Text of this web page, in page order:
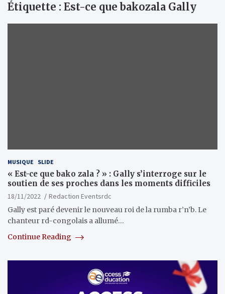
Étiquette : Est-ce que bakozala Gally
MUSIQUE SLIDE
« Est-ce que bako zala ? » : Gally s’interroge sur le
soutien de ses proches dans les moments difficiles
18/11/2022
Redaction Eventsrdc
Gally est paré devenir le nouveau roi de la rumba r’n’b. Le
chanteur rd-congolais a allumé…
Continue Reading